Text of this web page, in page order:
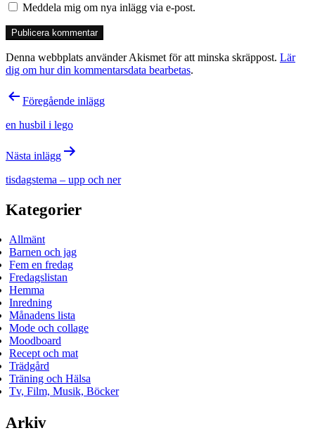
Meddela mig om nya inlägg via e-post.
Denna webbplats använder Akismet för att minska skräppost. Lär
dig om hur din kommentarsdata bearbetas.
Inläggsnavigering
Föregående inlägg
en husbil i lego
Nästa inlägg
tisdagstema – upp och ner
Kategorier
Allmänt
Barnen och jag
Fem en fredag
Fredagslistan
Hemma
Inredning
Månadens lista
Mode och collage
Moodboard
Recept och mat
Trädgård
Träning och Hälsa
Tv, Film, Musik, Böcker
Arkiv